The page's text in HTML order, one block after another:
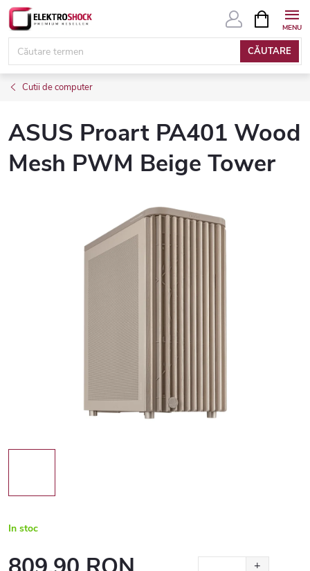
Treci
conținut
CĂUTARE
COŞ
DE
Cutii de computer
ASUS Proart PA401 Wood
Mesh PWM Beige Tower
In stoc